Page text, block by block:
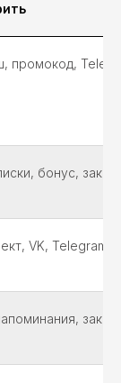
промокод,
бонус,
VK, Telegram